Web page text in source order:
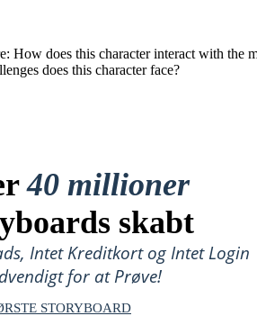
How does this character interact with the
does this character face?
40 millioner
skabt
Intet Kreditkort og Intet Login
for at Prøve!
STORYBOARD